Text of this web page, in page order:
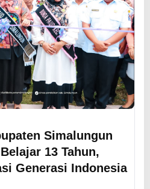
Simalungun
13 Tahun,
Generasi Indonesia